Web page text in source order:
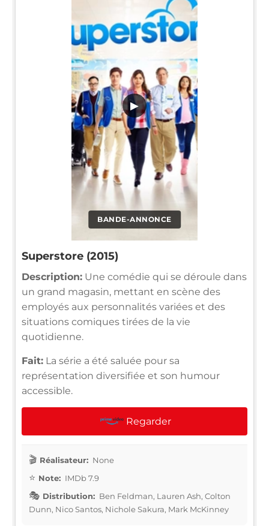
BANDE-ANNONCE
▶
Superstore (2015)
Description: Une comédie qui se déroule dans
un grand magasin, mettant en scène des
employés aux personnalités variées et des
situations comiques tirées de la vie
quotidienne.
Fait: La série a été saluée pour sa
représentation diversifiée et son humour
accessible.
Regarder
Réalisateur: None
Note: IMDb 7.9
Distribution: Ben Feldman, Lauren Ash, Colton
Dunn, Nico Santos, Nichole Sakura, Mark McKinney